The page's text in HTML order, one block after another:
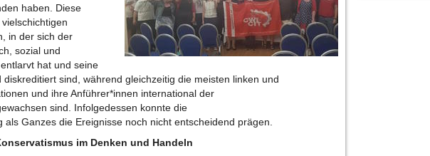
haben. Diese
in der sich der
sozial und
hat und seine
diskreditiert sind, während gleichzeitig die meisten linken und
und ihre Anführer*innen international der
sind. Infolgedessen konnte die
als Ganzes die Ereignisse noch nicht entscheidend prägen.
im Denken und Handeln